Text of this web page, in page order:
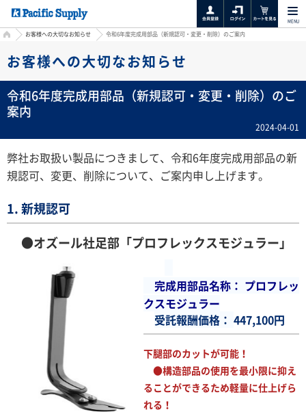
MENU
HOMEお客様への大切なお知らせ 令和6年度完成用部品（新規認可・変更・削除）のご案内
お客様への大切なお知らせ
令和6年度完成用部品（新規認可・変更・削除）のご
案内
2024-04-01
弊社お取扱い製品につきまして、 令和6年度完成用部品の新
規認可、変更、削除について、ご案内申し上げます。
1. 新規認可
●オズール社足部「プロフレックスモジュラー」
完成用部品名称： プロフレッ
クスモジュラー
受託報酬価格： 447,100円
下腿部のカットが可能！
●構造部品の使用を最小限に抑え
ることができるため軽量に仕上げら
れる！